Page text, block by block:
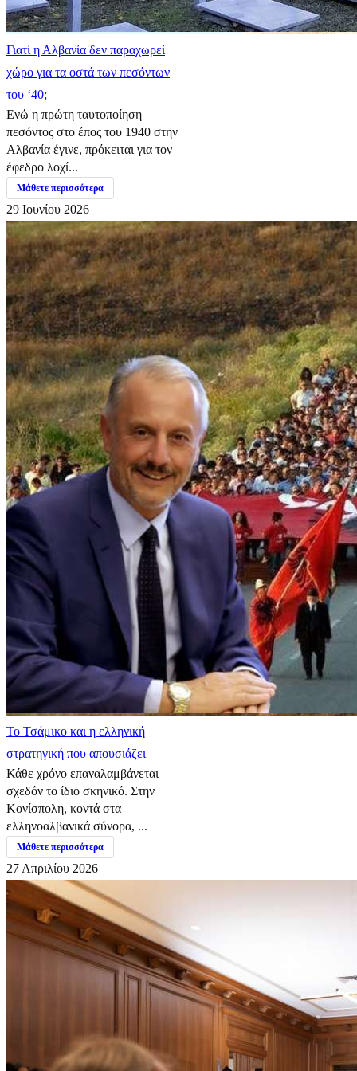
Γιατί η Αλβανία δεν παραχωρεί
χώρο για τα οστά των πεσόντων
του ‘40;
Ενώ η πρώτη ταυτοποίηση
πεσόντος στο έπος του 1940 στην
Αλβανία έγινε, πρόκειται για τον
έφεδρο λοχί...
Μάθετε περισσότερα
29 Ιουνίου 2026
​Το Τσάμικο και η ελληνική
στρατηγική που απουσιάζει
Κάθε χρόνο επαναλαμβάνεται
σχεδόν το ίδιο σκηνικό. Στην
Κονίσπολη, κοντά στα
ελληνοαλβανικά σύνορα, ...
Μάθετε περισσότερα
27 Απριλίου 2026